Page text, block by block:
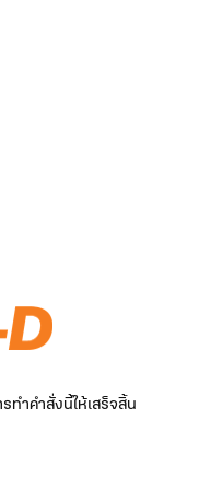
ำคำสั่งนี้ให้เสร็จสิ้น